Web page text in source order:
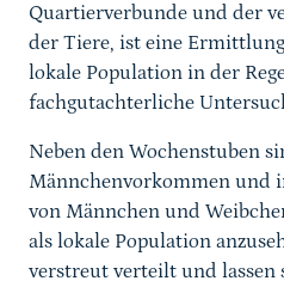
Quartierverbunde und der
der Tiere, ist eine
lokale Population in der
fachgutachterliche
Neben den Wochenstuben
Männchenvorkommen und
von Männchen und
als lokale Population
verstreut verteilt und